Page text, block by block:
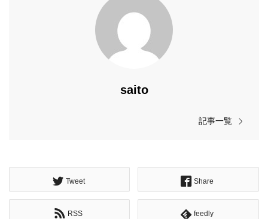
saito
記事一覧
Tweet Share
RSS feedly